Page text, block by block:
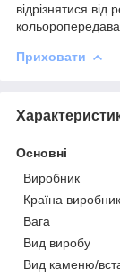
відрізнятися від
Приховати
Основні
Виробник
Країна виробник
Вага
Вид виробу
Вид каменю/